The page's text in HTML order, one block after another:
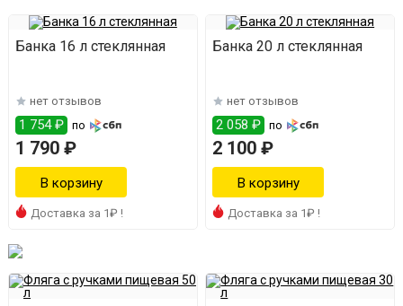
Банка 16 л стеклянная
нет отзывов
1 754 ₽ по
1 790 ₽
Доставка за 1₽ !
Банка 20 л стеклянная
нет отзывов
2 058 ₽ по
2 100 ₽
Доставка за 1₽ !